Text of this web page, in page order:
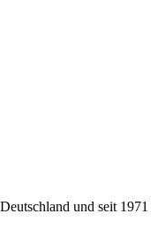
und seit 1971